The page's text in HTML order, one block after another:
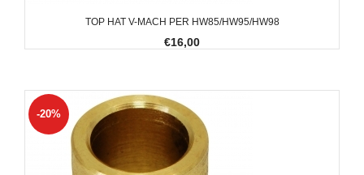
TOP HAT V-MACH PER HW85/HW95/HW98
€16,00
-20%